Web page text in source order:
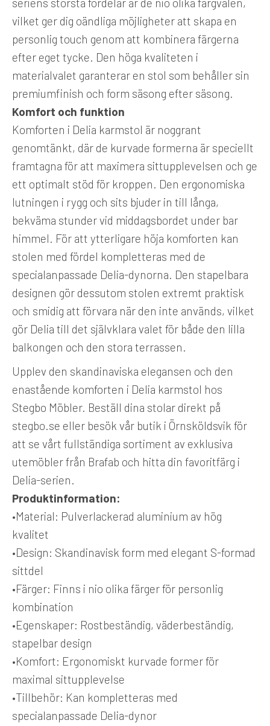
vilket ger dig oändliga möjligheter att skapa en
personlig touch genom att kombinera färgerna
efter eget tycke. Den höga kvaliteten i
materialvalet garanterar en stol som behåller sin
premiumfinish och form säsong efter säsong.
Komfort och funktion
Komforten i Delia karmstol är noggrant
genomtänkt, där de kurvade formerna är speciellt
framtagna för att maximera sittupplevelsen och ge
ett optimalt stöd för kroppen. Den ergonomiska
lutningen i rygg och sits bjuder in till långa,
bekväma stunder vid middagsbordet under bar
himmel. För att ytterligare höja komforten kan
stolen med fördel kompletteras med de
specialanpassade Delia-dynorna. Den stapelbara
designen gör dessutom stolen extremt praktisk
och smidig att förvara när den inte används, vilket
gör Delia till det självklara valet för både den lilla
balkongen och den stora terrassen.
Upplev den skandinaviska elegansen och den
enastående komforten i Delia karmstol hos
Stegbo Möbler. Beställ dina stolar direkt på
stegbo.se eller besök vår butik i Örnsköldsvik för
att se vårt fullständiga sortiment av exklusiva
utemöbler från Brafab och hitta din favoritfärg i
Delia-serien.
Produktinformation:
•Material: Pulverlackerad aluminium av hög
kvalitet
•Design: Skandinavisk form med elegant S-formad
sittdel
•Färger: Finns i nio olika färger för personlig
kombination
•Egenskaper: Rostbeständig, väderbeständig,
stapelbar design
•Komfort: Ergonomiskt kurvade former för
maximal sittupplevelse
•Tillbehör: Kan kompletteras med
specialanpassade Delia-dynor